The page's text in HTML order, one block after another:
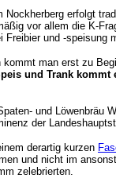
Nockherberg erfolgt
vor allem die K-
Freibier und -speisung
kommt man erst zu
und Trank
und Löwenbräu
der
derartig kurzen
und nicht im
zelebrierten.